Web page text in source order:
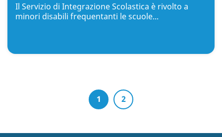
Il Servizio di Integrazione Scolastica è rivolto a
minori disabili frequentanti le scuole...
1 2